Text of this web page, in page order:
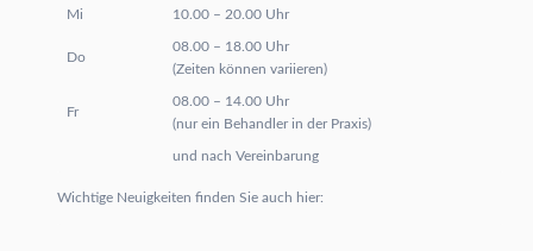
Mi 10.00 – 20.00 Uhr
Do
08.00 – 18.00 Uhr
(Zeiten können variieren)
Fr
08.00 – 14.00 Uhr
(nur ein Behandler in der Praxis)
und nach Vereinbarung
Wichtige Neuigkeiten finden Sie auch hier: